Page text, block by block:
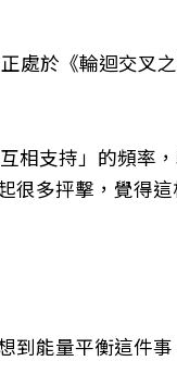
處於《輪迴交叉
相支持」的頻率
多抨擊，覺得
能量平衡這件